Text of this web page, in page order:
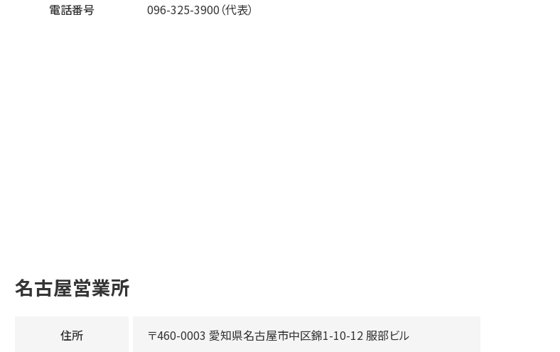
電話番号 096-325-3900（代表）
名古屋営業所
住所 〒460-0003 愛知県名古屋市中区錦1-10-12 服部ビル